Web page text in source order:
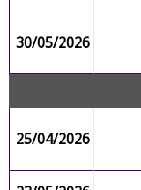
30/05/2026
25/04/2026